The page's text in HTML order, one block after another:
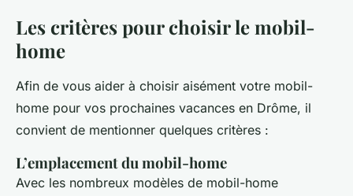
Les critères pour choisir le mobil-
home
Afin de vous aider à choisir aisément votre mobil-
home pour vos prochaines vacances en Drôme, il
convient de mentionner quelques critères :
L’emplacement du mobil-home
Avec les nombreux modèles de mobil-home